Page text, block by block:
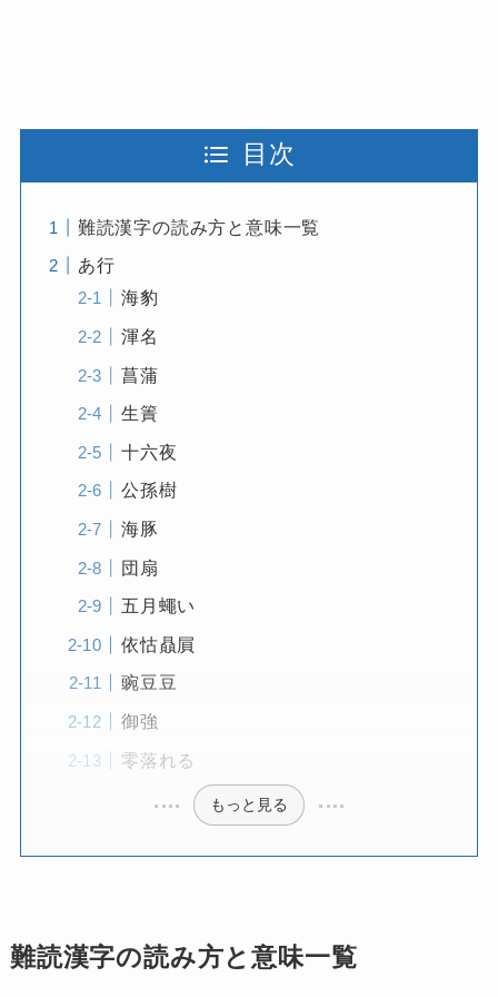
目次
難読漢字の読み方と意味一覧
あ行
海豹
渾名
菖蒲
生簀
十六夜
公孫樹
海豚
団扇
五月蠅い
依怙贔屓
豌豆豆
御強
零落れる
もっと見る
難読漢字の読み方と意味一覧